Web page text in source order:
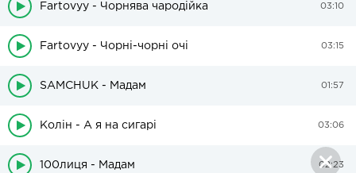
Fartovyy - Чорнява чародійка 03:10
Fartovyy - Чорні-чорні очі 03:15
SAMCHUK - Мадам 01:57
Колін - А я на сигарі 03:06
100лиця - Мадам 02:23